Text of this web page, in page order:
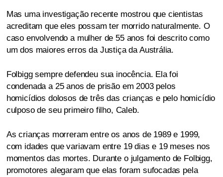
Mas uma investigação recente mostrou que cientistas
acreditam que eles possam ter morrido naturalmente. O
caso envolvendo a mulher de 55 anos foi descrito como
um dos maiores erros da Justiça da Austrália.
Folbigg sempre defendeu sua inocência. Ela foi
condenada a 25 anos de prisão em 2003 pelos
homicídios dolosos de três das crianças e pelo homicídio
culposo de seu primeiro filho, Caleb.
As crianças morreram entre os anos de 1989 e 1999,
com idades que variavam entre 19 dias e 19 meses nos
momentos das mortes. Durante o julgamento de Folbigg,
promotores alegaram que elas foram sufocadas pela